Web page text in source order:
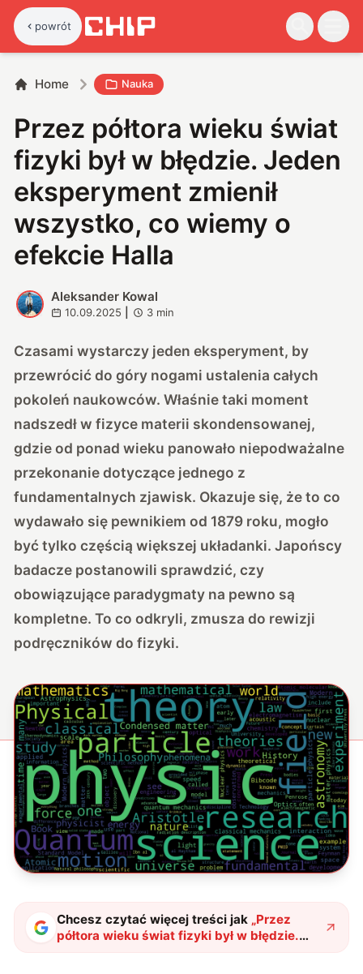
powrót
Home Nauka
Przez półtora wieku świat
fizyki był w błędzie. Jeden
eksperyment zmienił
wszystko, co wiemy o
efekcie Halla
A
Aleksander Kowal
10.09.2025 3 min
Czasami wystarczy jeden eksperyment, by
przewrócić do góry nogami ustalenia całych
pokoleń naukowców. Właśnie taki moment
nadszedł w fizyce materii skondensowanej,
gdzie od ponad wieku panowało niepodważalne
przekonanie dotyczące jednego z
fundamentalnych zjawisk. Okazuje się, że to co
wydawało się pewnikiem od 1879 roku, mogło
być tylko częścią większej układanki. Japońscy
badacze postanowili sprawdzić, czy
obowiązujące paradygmaty na pewno są
kompletne. To co odkryli, zmusza do rewizji
podręczników do fizyki.
Chcesz czytać więcej treści jak „Przez
półtora wieku świat fizyki był w błędzie.
Jeden eksperyment zmienił wszystko, co